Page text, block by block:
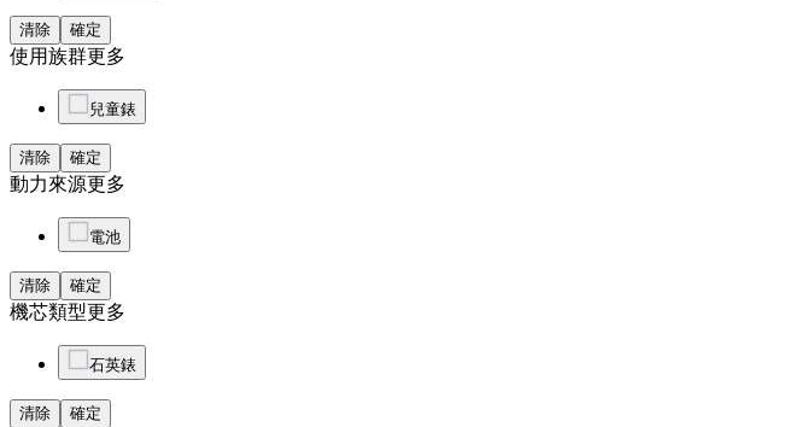
清除 確定
使用族群更多
兒童錶
清除 確定
動力來源更多
電池
清除 確定
機芯類型更多
石英錶
清除 確定